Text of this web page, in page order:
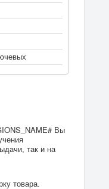
Вы
так и на
товара.